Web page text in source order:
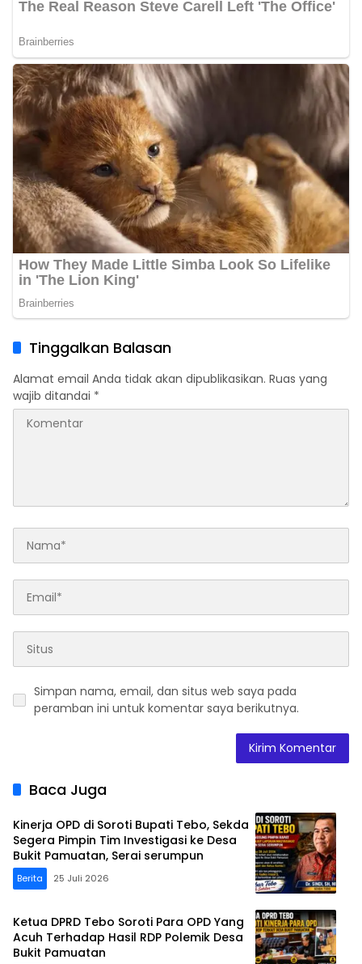
Tinggalkan Balasan
Alamat email Anda tidak akan dipublikasikan. Ruas yang
wajib ditandai *
Simpan nama, email, dan situs web saya pada
peramban ini untuk komentar saya berikutnya.
Baca Juga
Kinerja OPD di Soroti Bupati Tebo, Sekda
Segera Pimpin Tim Investigasi ke Desa
Bukit Pamuatan, Serai serumpun
Berita 25 Juli 2026
Ketua DPRD Tebo Soroti Para OPD Yang
Acuh Terhadap Hasil RDP Polemik Desa
Bukit Pamuatan